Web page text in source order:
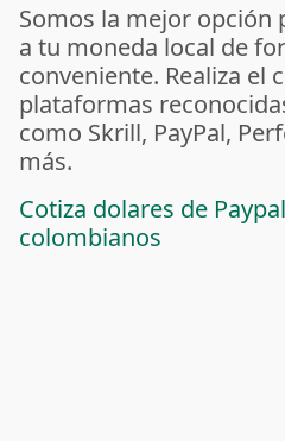
Somos la mejor opción
a tu moneda local de
conveniente. Realiza el
plataformas
como Skrill, PayPal,
más.
Cotiza dolares de
colombianos